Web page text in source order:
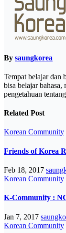
By saungkorea
Tempat belajar dan
bisa belajar
pengetahuan
Related Post
Korean Community
Friends of Korea
Feb 18, 2017
Korean Community
K-Community :
Jan 7, 2017
Korean Community